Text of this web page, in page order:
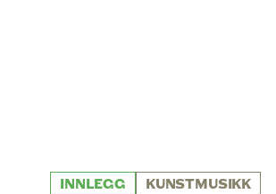
INNLEGG KUNSTMUSIKK